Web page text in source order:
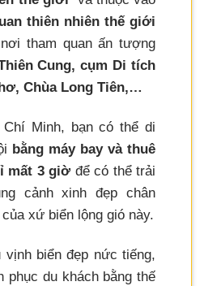
thiên nhiên thế giới
tham quan ấn tượng
Cung, cụm Di tích
Chùa Long Tiên,…
Minh, bạn có thể di
bằng máy bay và thuê
mất 3 giờ để có thể trải
cảnh xinh đẹp chân
xứ biển lộng gió này.
vịnh biển đẹp nức tiếng,
phục du khách bằng thế